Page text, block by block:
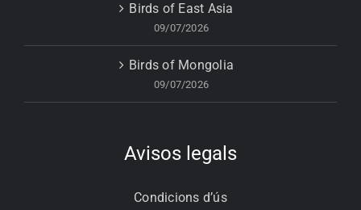
Birds of East Asia
09/07/2026
Birds of Mongolia
09/07/2026
Avisos legals
Condicions d’ús